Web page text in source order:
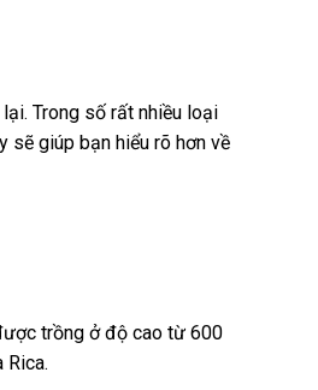
Trong số rất nhiều loại
sẽ giúp bạn hiểu rõ hơn về
trồng ở độ cao từ 600
Rica.